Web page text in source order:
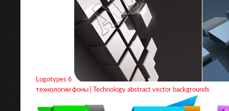
Logotypes 6
технологии фоны | Technology abstract vector backgrounds